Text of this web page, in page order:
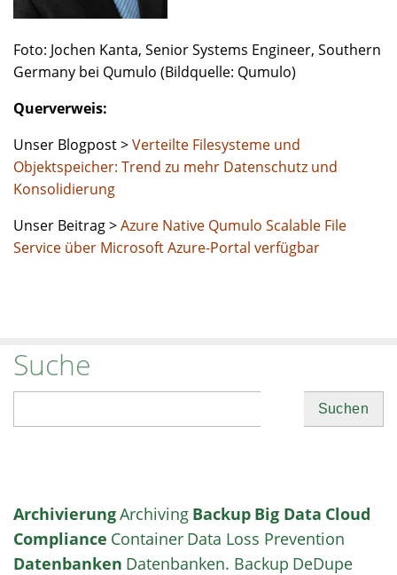
Foto: Jochen Kanta, Senior Systems Engineer, Southern
Germany bei Qumulo (Bildquelle: Qumulo)
Querverweis:
Unser Blogpost >Verteilte Filesysteme und
Objektspeicher: Trend zu mehr Datenschutz und
Konsolidierung
Unser Beitrag >Azure Native Qumulo Scalable File
Service über Microsoft Azure-Portal verfügbar
Suche
ArchivierungArchiving Backup Big Data Cloud
Compliance Container Data Loss Prevention
Datenbanken Datenbanken. Backup DeDupe